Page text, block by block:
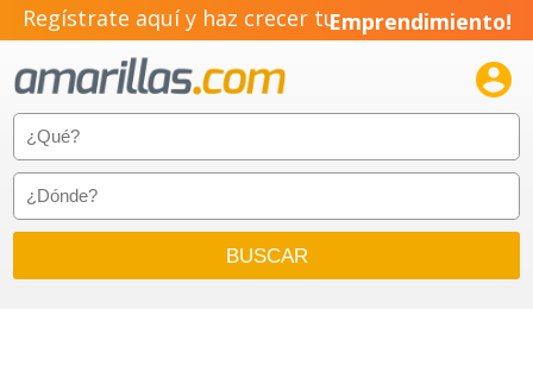
Regístrate aquí y haz crecer tuEmprendimiento!
